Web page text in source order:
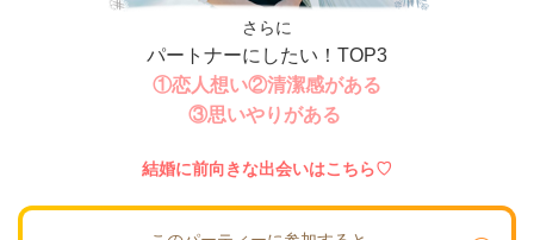
さらに
パートナーにしたい！TOP3
①恋人想い②清潔感がある
③思いやりがある
結婚に前向きな出会いはこちら♡